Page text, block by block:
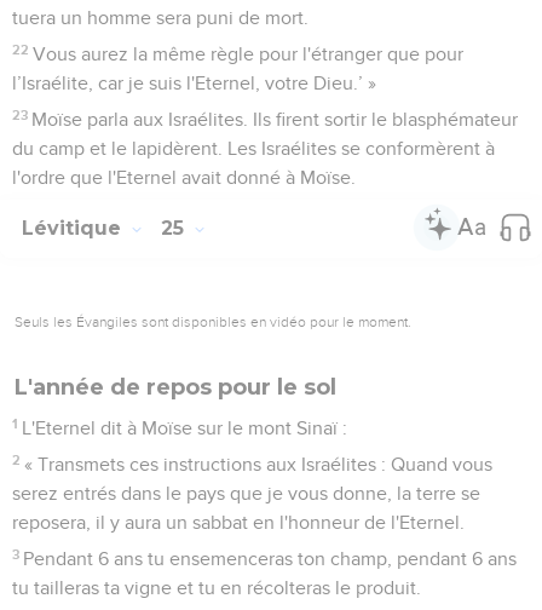
tuera un homme sera puni de mort.
22 Vous aurez la même règle pour l'étranger que pour
l’Israélite, car je suis l'Eternel, votre Dieu.’ »
23 Moïse parla aux Israélites. Ils firent sortir le blasphémateur
du camp et le lapidèrent. Les Israélites se conformèrent à
l'ordre que l'Eternel avait donné à Moïse.
Lévitique 25
Seuls les Évangiles sont disponibles en vidéo pour le moment.
L'année de repos pour le sol
1 L'Eternel dit à Moïse sur le mont Sinaï :
2 « Transmets ces instructions aux Israélites : Quand vous
serez entrés dans le pays que je vous donne, la terre se
reposera, il y aura un sabbat en l'honneur de l'Eternel.
3 Pendant 6 ans tu ensemenceras ton champ, pendant 6 ans
tu tailleras ta vigne et tu en récolteras le produit.